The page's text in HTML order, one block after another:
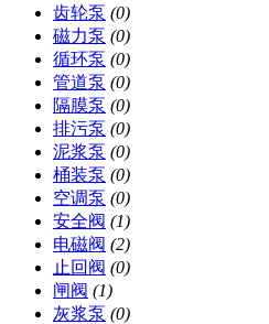
齿轮泵 (0)
磁力泵 (0)
循环泵 (0)
管道泵 (0)
隔膜泵 (0)
排污泵 (0)
泥浆泵 (0)
桶装泵 (0)
空调泵 (0)
安全阀 (1)
电磁阀 (2)
止回阀 (0)
闸阀 (1)
灰浆泵 (0)